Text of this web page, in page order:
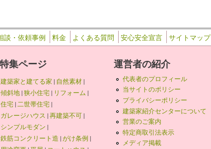
談・依頼事例 料金 よくある質問 安心安全宣言 サイトマップ
特集ページ
建築家と建てる家 | 自然素材|
傾斜地|狭小住宅| リフォーム |
住宅|二世帯住宅|
ガレージハウス |再建築不可|
シンプルモダン |
鉄筋コンクリート造 |がけ条例 |
運営者の紹介
代表者のプロフィール
当サイトのポリシー
プライバシーポリシー
建築家紹介センターについて
営業のご案内
特定商取引法表示
メディア掲載